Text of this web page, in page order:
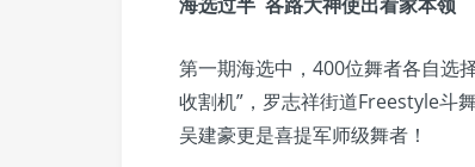
第一期海选中，400位舞者各自选
收割机”，罗志祥街道Freestyle斗
吴建豪更是喜提军师级舞者！